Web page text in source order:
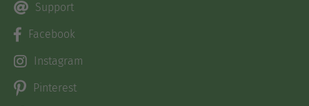
Support
Facebook
Instagram
Pinterest